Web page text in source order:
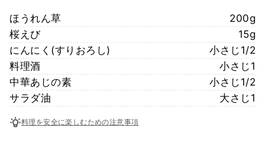
ほうれん草
200g
桜えび
15g
にんにく(すりおろし)
小さじ1/2
料理酒
小さじ1
中華あじの素
小さじ1/2
サラダ油
大さじ1
料理を安全に楽しむための注意事項